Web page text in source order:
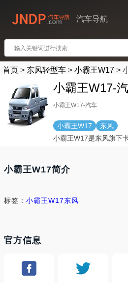
汽车导航
首页 > 东风轻型车 > 小霸王W17 >
小霸王W17-
小霸王W17-汽车
小霸王W17
东风
小霸王W17是东风旗下卡
小霸王W17简介
标签： 小霸王W17东风
官方信息